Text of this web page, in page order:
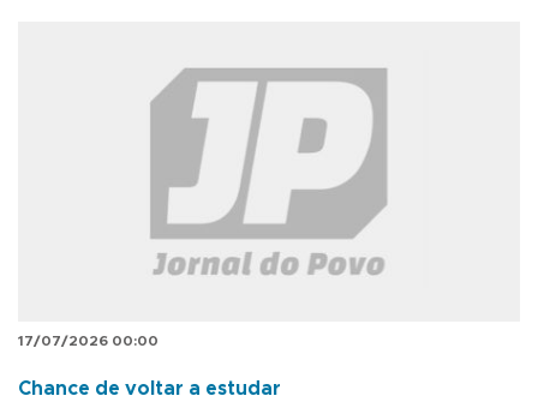
17/07/2026 00:00
Chance de voltar a estudar